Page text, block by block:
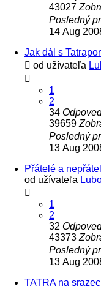
43027
Posledný
14 Aug
Jak dál s
od užívateľa
1
2
34
39659
Posledný
13 Aug
Přátelé a
od užívateľa
1
2
32
43373
Posledný
13 Aug
TATRA na